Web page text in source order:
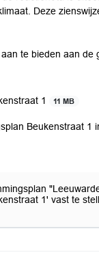
Deze
te bieden aan de
1
11 MB
Beukenstraat 1
1' vast te